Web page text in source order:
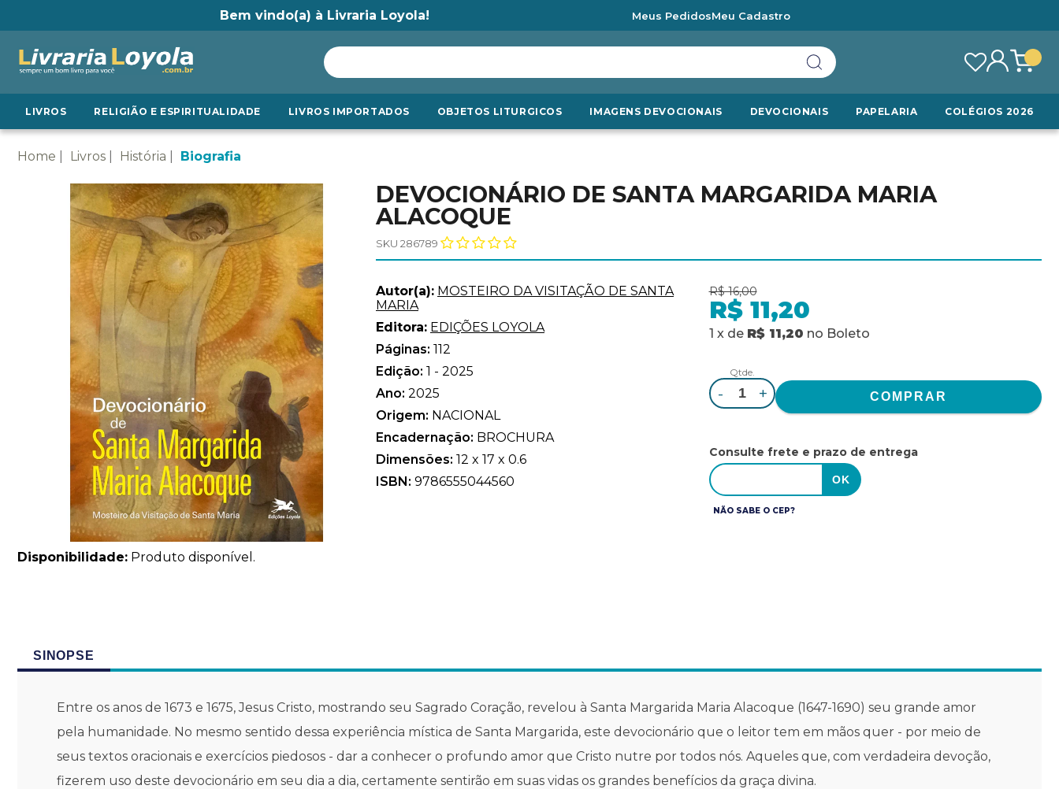
Bem vindo(a) à Livraria Loyola! Meus PedidosMeu Cadastro
LIVROS RELIGIÃO E ESPIRITUALIDADE LIVROS IMPORTADOS OBJETOS LITURGICOS IMAGENS DEVOCIONAIS DEVOCIONAIS PAPELARIA COLÉGIOS 2026
Home Livros História Biografia
Disponibilidade: Produto disponível.
DEVOCIONÁRIO DE SANTA MARGARIDA MARIA
ALACOQUE
SKU 286789
Autor(a): MOSTEIRO DA VISITAÇÃO DE SANTA
MARIA
Editora: EDIÇÕES LOYOLA
Páginas: 112
Edição: 1 - 2025
Ano: 2025
Origem: NACIONAL
Encadernação: BROCHURA
Dimensões: 12 x 17 x 0.6
ISBN: 9786555044560
R$ 16,00
R$ 11,20
1 x de R$ 11,20 no Boleto
Qtde.
- +
Consulte frete e prazo de entrega
NÃO SABE O CEP?
SINOPSE
Entre os anos de 1673 e 1675, Jesus Cristo, mostrando seu Sagrado Coração, revelou à Santa Margarida Maria Alacoque (1647-1690) seu grande amor
pela humanidade. No mesmo sentido dessa experiência mística de Santa Margarida, este devocionário que o leitor tem em mãos quer - por meio de
seus textos oracionais e exercícios piedosos - dar a conhecer o profundo amor que Cristo nutre por todos nós. Aqueles que, com verdadeira devoção,
fizerem uso deste devocionário em seu dia a dia, certamente sentirão em suas vidas os grandes benefícios da graça divina.